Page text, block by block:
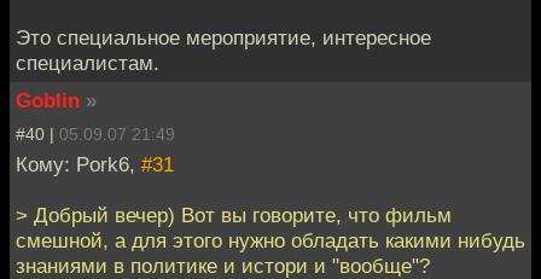
Это специальное мероприятие, интересное
специалистам.
Goblin »
#40 | 05.09.07 21:49
Кому: Pork6, #31
> Добрый вечер) Вот вы говорите, что фильм
смешной, а для этого нужно обладать какими нибудь
знаниями в политике и истори и "вообще"?